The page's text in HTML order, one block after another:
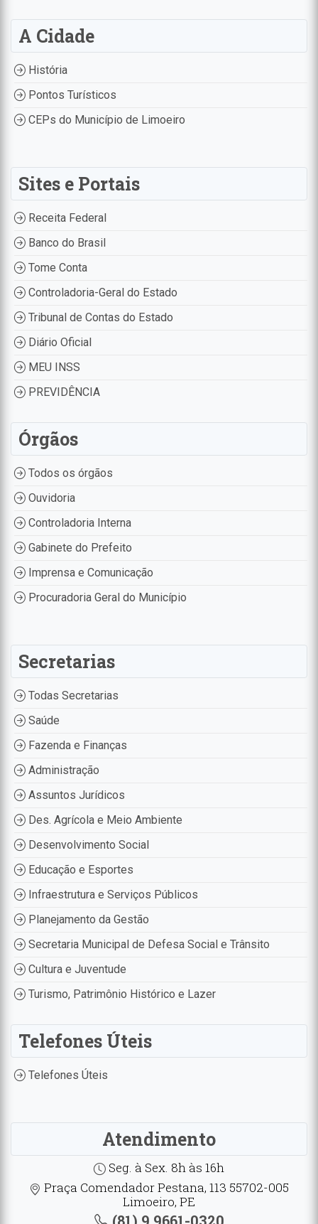
A Cidade
História
Pontos Turísticos
CEPs do Município de Limoeiro
Sites e Portais
Receita Federal
Banco do Brasil
Tome Conta
Controladoria-Geral do Estado
Tribunal de Contas do Estado
Diário Oficial
MEU INSS
PREVIDÊNCIA
Órgãos
Todos os órgãos
Ouvidoria
Controladoria Interna
Gabinete do Prefeito
Imprensa e Comunicação
Procuradoria Geral do Município
Secretarias
Todas Secretarias
Saúde
Fazenda e Finanças
Administração
Assuntos Jurídicos
Des. Agrícola e Meio Ambiente
Desenvolvimento Social
Educação e Esportes
Infraestrutura e Serviços Públicos
Planejamento da Gestão
Secretaria Municipal de Defesa Social e Trânsito
Cultura e Juventude
Turismo, Patrimônio Histórico e Lazer
Telefones Úteis
Telefones Úteis
Atendimento
Seg. à Sex. 8h às 16h
Praça Comendador Pestana, 113 55702-005
Limoeiro, PE